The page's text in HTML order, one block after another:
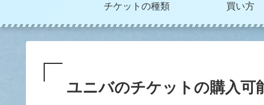
チケットの種類 買い方
ユニバのチケットの購入可